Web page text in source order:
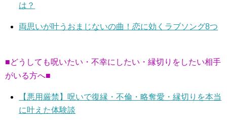
は？
両思いが叶うおまじないの曲！恋に効くラブソング8つ
■どうしても呪いたい・不幸にしたい・縁切りをしたい相手
がいる方へ■
【悪用厳禁】呪いで復縁・不倫・略奪愛・縁切りを本当
に叶えた体験談